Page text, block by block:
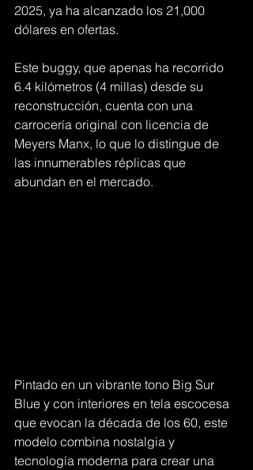
2025, ya ha alcanzado los 21,000
dólares en ofertas.
Este buggy, que apenas ha recorrido
6.4 kilómetros (4 millas) desde su
reconstrucción, cuenta con una
carrocería original con licencia de
Meyers Manx, lo que lo distingue de
las innumerables réplicas que
abundan en el mercado.
Pintado en un vibrante tono Big Sur
Blue y con interiores en tela escocesa
que evocan la década de los 60, este
modelo combina nostalgia y
tecnología moderna para crear una